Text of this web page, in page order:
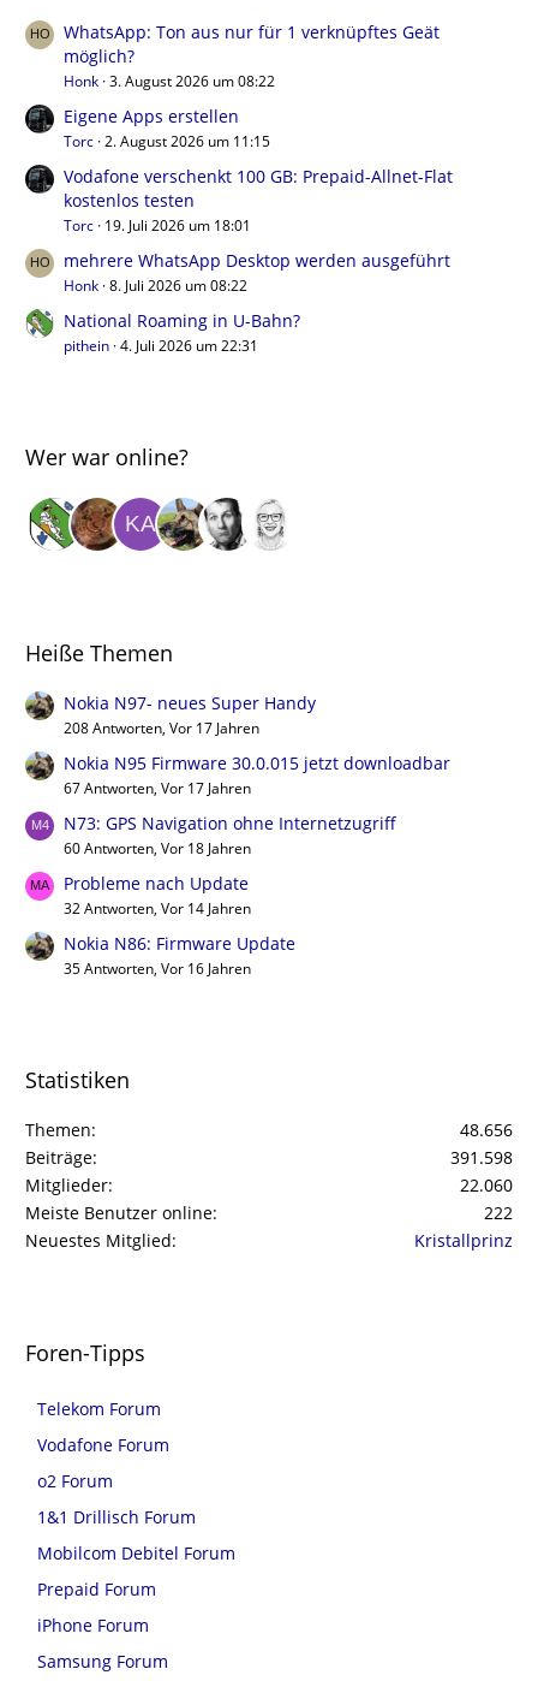
WhatsApp: Ton aus nur für 1 verknüpftes Geät
möglich?
Honk 3. August 2026 um 08:22
Eigene Apps erstellen
Torc 2. August 2026 um 11:15
Vodafone verschenkt 100 GB: Prepaid-Allnet-Flat
kostenlos testen
Torc 19. Juli 2026 um 18:01
mehrere WhatsApp Desktop werden ausgeführt
Honk 8. Juli 2026 um 08:22
National Roaming in U-Bahn?
pithein 4. Juli 2026 um 22:31
Wer war online?
Heiße Themen
Nokia N97- neues Super Handy
208 Antworten, Vor 17 Jahren
Nokia N95 Firmware 30.0.015 jetzt downloadbar
67 Antworten, Vor 17 Jahren
N73: GPS Navigation ohne Internetzugriff
60 Antworten, Vor 18 Jahren
Probleme nach Update
32 Antworten, Vor 14 Jahren
Nokia N86: Firmware Update
35 Antworten, Vor 16 Jahren
Statistiken
Themen
48.656
Beiträge
391.598
Mitglieder
22.060
Meiste Benutzer online
222
Neuestes Mitglied
Kristallprinz
Foren-Tipps
Telekom Forum
Vodafone Forum
o2 Forum
1&1 Drillisch Forum
Mobilcom Debitel Forum
Prepaid Forum
iPhone Forum
Samsung Forum